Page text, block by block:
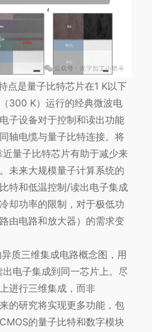
点是量子比特芯片在1 K以下
300 K）运行的经典微波电
子设备对于控制和读出功能
轴电缆与量子比特连接。将
量子比特芯片有助于减少来
未来大规模量子计算系统的
特和低温控制/读出电子集成
却功率的限制，对于极低功
由电路和放大器）的需求变
质三维集成电路概念图，用
电子集成到同一芯片上。尽
进行三维集成，而非
的研究将实现更多功能，包
的量子比特和数字模块